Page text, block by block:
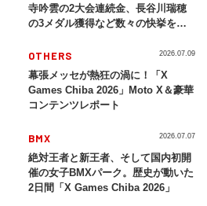
寺吟雲の2大会連続金、長谷川瑞穂
の3メダル獲得など数々の快挙をプ
2026」
OTHERS
幕張メッセが熱狂の渦に！「X
Games Chiba 2026」Moto X＆豪華
コンテンツレポート
2026.07.09
BMX
絶対王者と新王者、そして国内初開
催の女子BMXパーク。歴史が動いた
2日間「X Games Chiba 2026」
2026.07.07